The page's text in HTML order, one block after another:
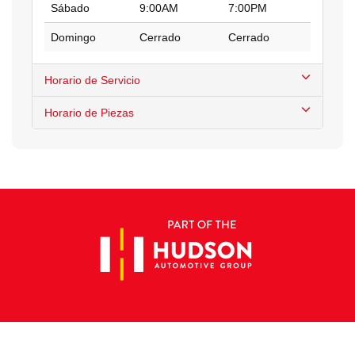
Sábado 9:00AM 7:00PM
Domingo Cerrado Cerrado
Horario de Servicio
Horario de Piezas